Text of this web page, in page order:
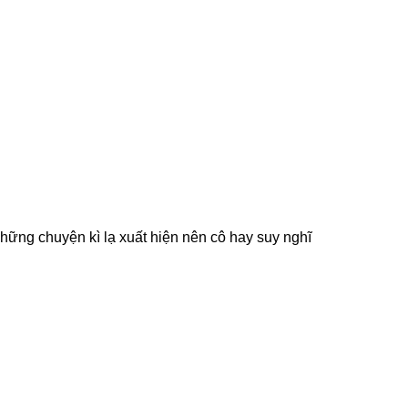
chuyện kì lạ xuất hiện nên cô hay suy nghĩ